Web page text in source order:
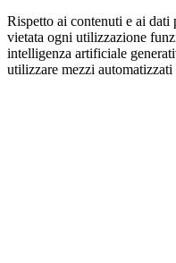
Rispetto ai contenuti e ai dati
vietata ogni utilizzazione
intelligenza artificiale
utilizzare mezzi automatizzati